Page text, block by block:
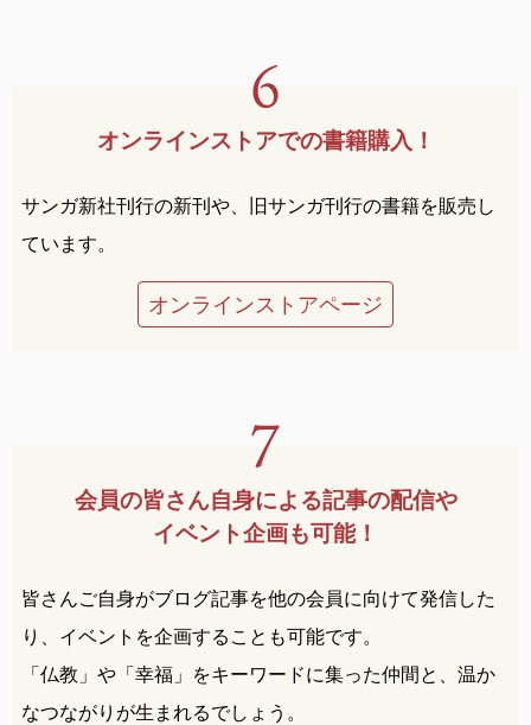
オンラインストアでの書籍購入！
サンガ新社刊行の新刊や、旧サンガ刊行の書籍を販売し
ています。
オンラインストアページ
会員の皆さん自身による記事の配信や
イベント企画も可能！
皆さんご自身がブログ記事を他の会員に向けて発信した
り、イベントを企画することも可能です。
「仏教」や「幸福」をキーワードに集った仲間と、温か
なつながりが生まれるでしょう。